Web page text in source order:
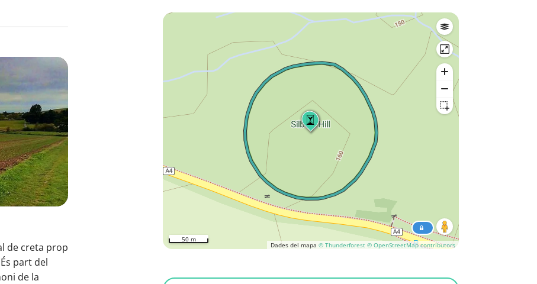
de creta prop
part del
de la
Dades del mapa © Thunderforest © OpenStreetMap contributors
50 m